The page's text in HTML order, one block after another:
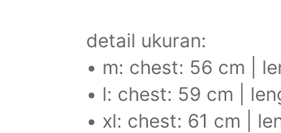
detail ukuran:
• m: chest: 56 cm |
• l: chest: 59 cm |
• xl: chest: 61 cm |